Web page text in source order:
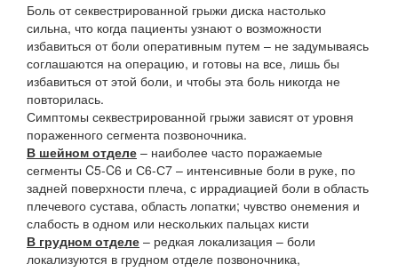
Боль от секвестрированной грыжи диска настолько
сильна, что когда пациенты узнают о возможности
избавиться от боли оперативным путем – не задумываясь
соглашаются на операцию, и готовы на все, лишь бы
избавиться от этой боли, и чтобы эта боль никогда не
повторилась.
Симптомы секвестрированной грыжи зависят от уровня
пораженного сегмента позвоночника.
В шейном отделе – наиболее часто поражаемые
сегменты C5-C6 и С6-С7 – интенсивные боли в руке, по
задней поверхности плеча, с иррадиацией боли в область
плечевого сустава, область лопатки; чувство онемения и
слабость в одном или нескольких пальцах кисти
В грудном отделе – редкая локализация – боли
локализуются в грудном отделе позвоночника,